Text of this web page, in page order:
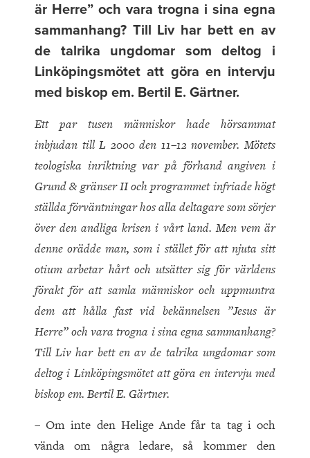
är Herre” och vara trogna i sina egna
sammanhang? Till Liv har bett en av
de talrika ungdomar som deltog i
Linköpingsmötet att göra en intervju
med biskop em. Bertil E. Gärtner.
Ett par tusen människor hade hörsammat
inbjudan till L 2000 den 11–12 november. Mötets
teologiska inriktning var på förhand angiven i
Grund & gränser II och programmet infriade högt
ställda förväntningar hos alla deltagare som sörjer
över den andliga krisen i vårt land. Men vem är
denne orädde man, som i stället för att njuta sitt
otium arbetar hårt och utsätter sig för världens
förakt för att samla människor och uppmuntra
dem att hålla fast vid bekännelsen ”Jesus är
Herre” och vara trogna i sina egna sammanhang?
Till Liv har bett en av de talrika ungdomar som
deltog i Linköpingsmötet att göra en intervju med
biskop em. Bertil E. Gärtner.
– Om inte den Helige Ande får ta tag i och
vända om några ledare, så kommer den